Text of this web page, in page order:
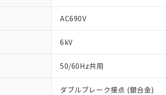
AC690V
6kV
50/60Hz共用
ダブルブレーク接点 (銀合金)